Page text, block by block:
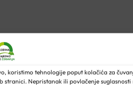
koristimo tehnologije poput kolačića za
stranici. Nepristanak ili povlačenje